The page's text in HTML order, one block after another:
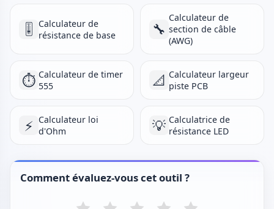
🎚️ Calculateur de
résistance de base
🔧
Calculateur de
section de câble
(AWG)
⏱️ Calculateur de timer
555
📐 Calculateur largeur
piste PCB
⚡ Calculateur loi
d'Ohm
💡 Calculatrice de
résistance LED
Comment évaluez-vous cet outil ?